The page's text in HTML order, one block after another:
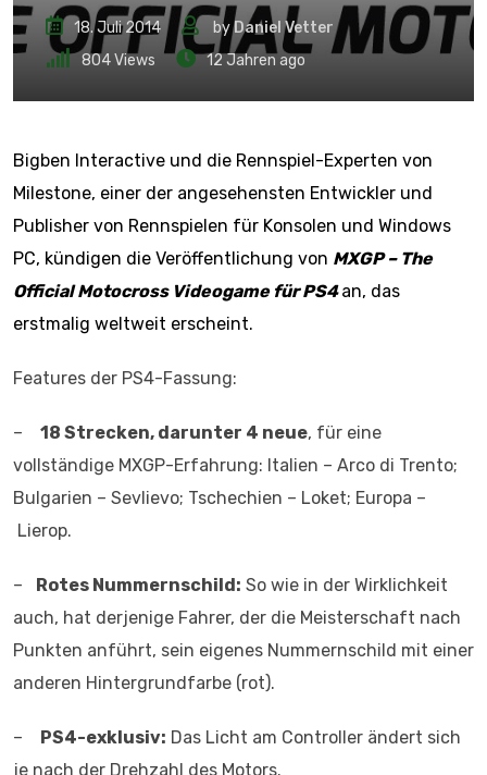
18. Juli 2014 byDaniel Vetter
804Views 12 Jahren ago
Bigben Interactive und die Rennspiel-Experten von
Milestone, einer der angesehensten Entwickler und
Publisher von Rennspielen für Konsolen und Windows
PC, kündigen die Veröffentlichung von MXGP – The
Official Motocross Videogame für PS4an, das
erstmalig weltweit erscheint.
Features der PS4-Fassung:
– 18 Strecken, darunter 4 neue, für eine
vollständige MXGP-Erfahrung: Italien – Arco di Trento;
Bulgarien – Sevlievo; Tschechien – Loket; Europa –
Lierop.
– Rotes Nummernschild: So wie in der Wirklichkeit
auch, hat derjenige Fahrer, der die Meisterschaft nach
Punkten anführt, sein eigenes Nummernschild mit einer
anderen Hintergrundfarbe (rot).
– PS4-exklusiv: Das Licht am Controller ändert sich
je nach der Drehzahl des Motors.